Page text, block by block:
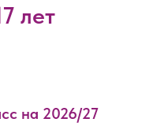
лет
на 2026/27